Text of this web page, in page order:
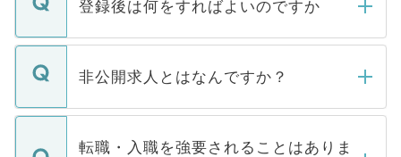
登録後は何をすればよいのですか
ご登録いただきましたら、弊社担当者がご
登録内容を確認し、その後メールもしくは
ます。通常、5営業日以内にはご連絡をせて
いただきますので、しばらくお待ちくださ
非公開求人とはなんですか？
マイナビDOCTORで取り扱っている求人の
うち約3割は、Webサイトからご覧いただ
転職・入職を強要されることはありま